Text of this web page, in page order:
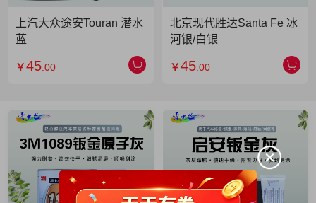
上汽大众途安Touran 潜水
蓝
￥45 .00
北京现代胜达Santa Fe 冰
河银/白银
￥45 .00